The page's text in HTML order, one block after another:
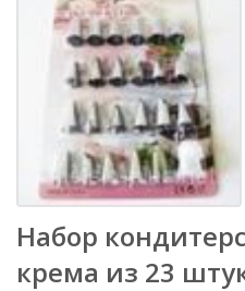
Набор
крема из 23